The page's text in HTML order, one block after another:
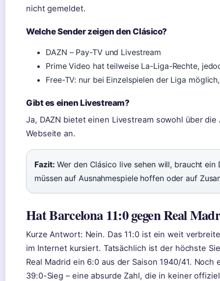
nicht gemeldet.
Welche Sender zeigen den Clásico?
DAZN – Pay-TV und Livestream
Prime Video hat teilweise La-Liga-Rechte,
Free-TV: nur bei Einzelspielen der Liga
Gibt es einen Livestream?
Ja, DAZN bietet einen Livestream sowohl über die
Webseite an.
Fazit: Wer den Clásico live sehen will, braucht ein
müssen auf Ausnahmespiele hoffen oder auf
Hat Barcelona 11:0 gegen Real
Kurze Antwort: Nein. Das 11:0 ist ein weit
im Internet kursiert. Tatsächlich ist der höchste
Real Madrid ein 6:0 aus der Saison 1940/41.
39:0-Sieg – eine absurde Zahl, die in keiner